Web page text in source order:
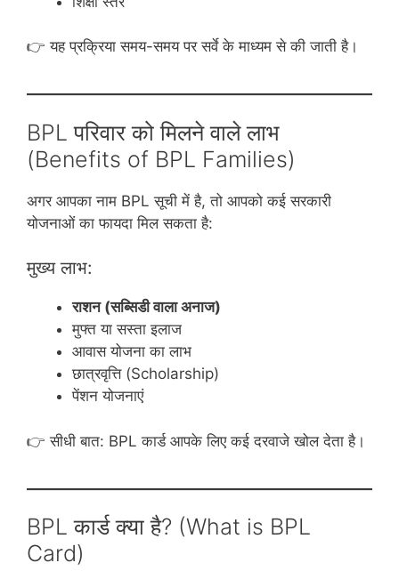
👉 यह प्रक्रिया समय-समय पर सर्वे के माध्यम से की जाती है।
BPL परिवार को मिलने वाले लाभ
(Benefits of BPL Families)
अगर आपका नाम BPL सूची में है, तो आपको कई सरकारी
योजनाओं का फायदा मिल सकता है:
मुख्य लाभ:
राशन (सब्सिडी वाला अनाज)
मुफ्त या सस्ता इलाज
आवास योजना का लाभ
छात्रवृत्ति (Scholarship)
पेंशन योजनाएं
👉 सीधी बात: BPL कार्ड आपके लिए कई दरवाजे खोल देता है।
BPL कार्ड क्या है? (What is BPL
Card)